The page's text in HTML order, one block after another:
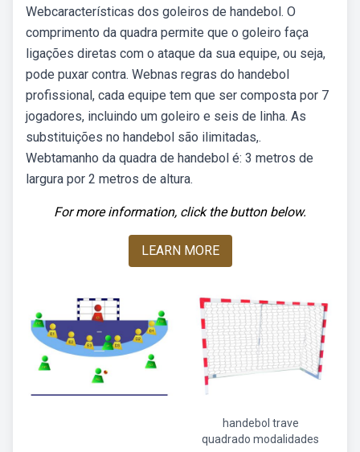
Webcaracterísticas dos goleiros de handebol. O
comprimento da quadra permite que o goleiro faça
ligações diretas com o ataque da sua equipe, ou seja,
pode puxar contra. Webnas regras do handebol
profissional, cada equipe tem que ser composta por 7
jogadores, incluindo um goleiro e seis de linha. As
substituições no handebol são ilimitadas,.
Webtamanho da quadra de handebol é: 3 metros de
largura por 2 metros de altura.
For more information, click the button below.
LEARN MORE
handebol trave
quadrado modalidades